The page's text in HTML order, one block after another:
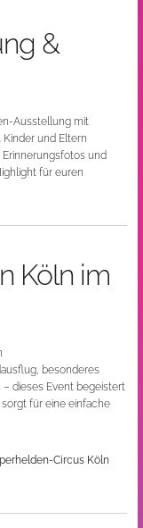
&
Ausstellung mit
und Eltern
und
für euren
Köln im
besonderes
dieses Event begeistert
für eine einfache
Circus Köln